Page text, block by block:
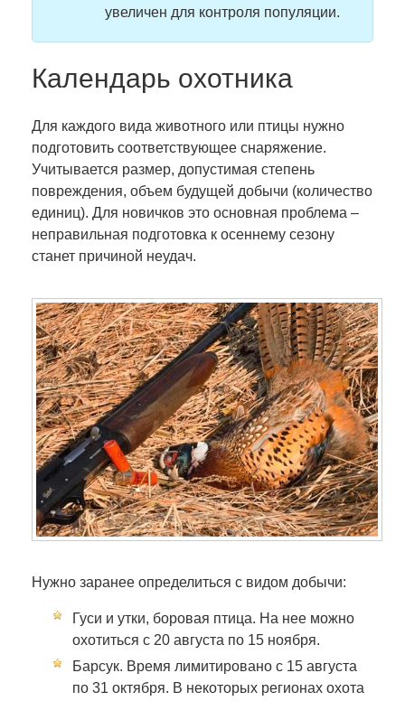
увеличен для контроля популяции.
Календарь охотника
Для каждого вида животного или птицы нужно
подготовить соответствующее снаряжение.
Учитывается размер, допустимая степень
повреждения, объем будущей добычи (количество
единиц). Для новичков это основная проблема –
неправильная подготовка к осеннему сезону
станет причиной неудач.
Нужно заранее определиться с видом добычи:
Гуси и утки, боровая птица. На нее можно
охотиться с 20 августа по 15 ноября.
Барсук. Время лимитировано с 15 августа
по 31 октября. В некоторых регионах охота